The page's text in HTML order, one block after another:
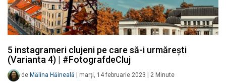
5 instagrameri clujeni pe care să-i urmărești
(Varianta 4) | #FotografdeCluj
de Mălina Hăineală marți, 14 februarie 2023 2 Minute